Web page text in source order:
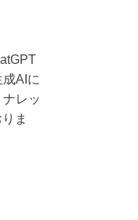
AIに
レッ
ま